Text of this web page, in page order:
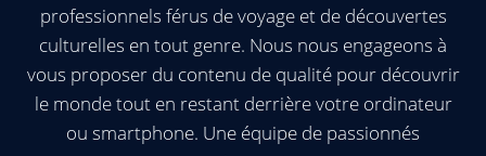
professionnels férus de voyage et de découvertes
culturelles en tout genre. Nous nous engageons à
vous proposer du contenu de qualité pour découvrir
le monde tout en restant derrière votre ordinateur
ou smartphone. Une équipe de passionnés